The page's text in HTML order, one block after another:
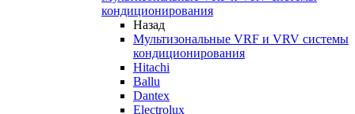
кондиционирования
Назад
Мультизональные VRF и VRV системы
кондиционирования
Hitachi
Ballu
Dantex
Electrolux